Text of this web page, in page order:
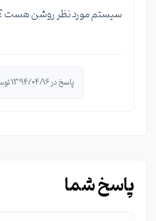
سیستم مورد نظر روشن هست
پاسخ در 1394/04/16 توسط
پاسخ شما